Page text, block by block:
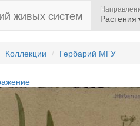
живых систем Растения
Коллекции Гербарий МГУ